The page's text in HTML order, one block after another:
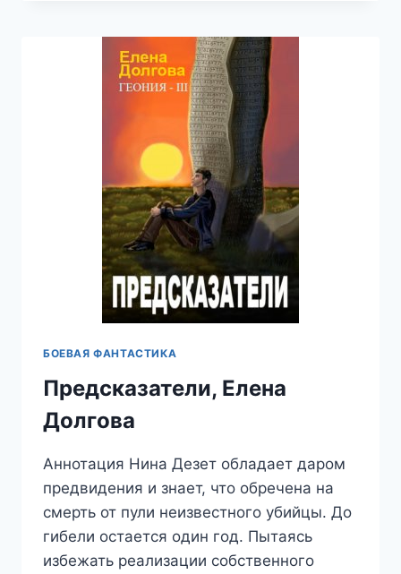
И
БОСС,
АЛЬМИРА
РАЙ
БОЕВАЯ ФАНТАСТИКА
Предсказатели, Елена
Долгова
Аннотация Нина Дезет обладает даром
предвидения и знает, что обречена на
смерть от пули неизвестного убийцы. До
гибели остается один год. Пытаясь
избежать реализации собственного